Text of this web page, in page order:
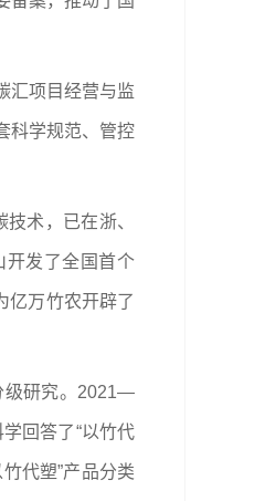
汇项目经营与监
科学规范、管控
术，已在浙、
开发了全国首个
亿万竹农开辟了
级研究。2021—
回答了“以竹代
代塑”产品分类